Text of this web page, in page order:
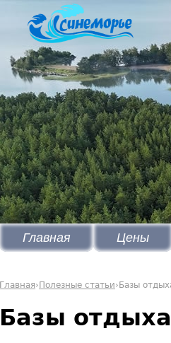
Главная Цены
Главная› Полезные статьи› Базы
Базы